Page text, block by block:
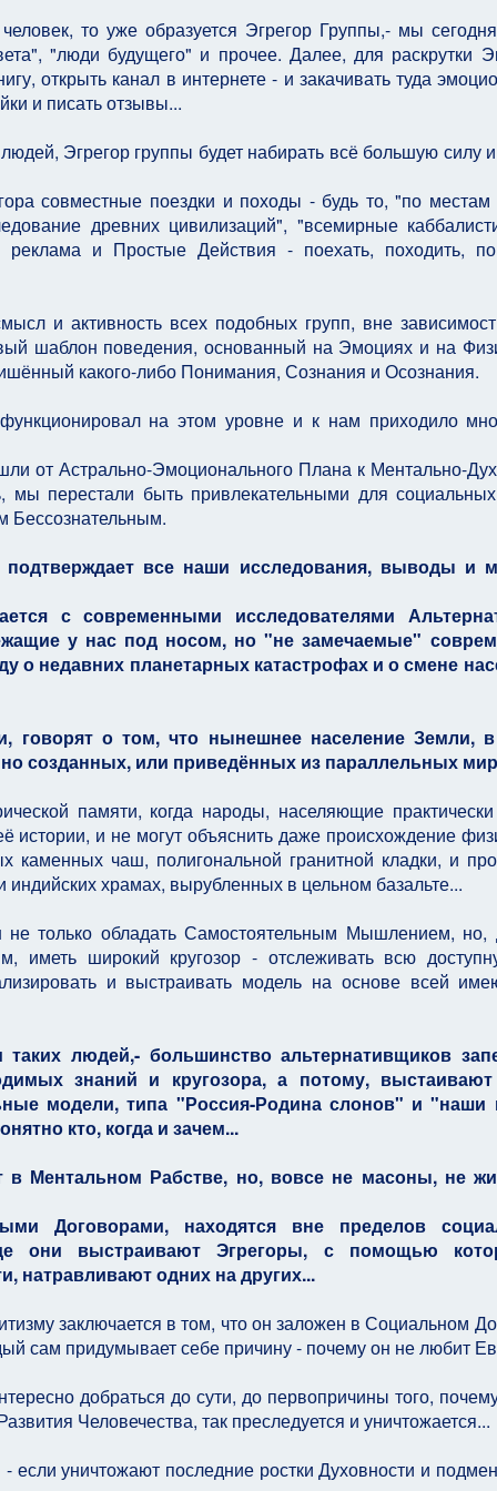
то уже образуется Эгрегор Группы,- мы
"люди будущего" и прочее. Далее, для раскрутки
открыть канал в интернете - и закачивать туда
и писать отзывы...
Эгрегор группы будет набирать всё большую силу
совместные поездки и походы - будь то, "по
древних цивилизаций", "всемирные
и Простые Действия - поехать, походить,
и активность всех подобных групп, вне
шаблон поведения, основанный на Эмоциях и на
какого-либо Понимания, Сознания и Осознания.
на этом уровне и к нам приходило
от Астрально-Эмоционального Плана к Ментально-
мы перестали быть привлекательными для
Бессознательным.
все наши исследования, выводы и
с современными исследователями
у нас под носом, но "не замечаемые"
о недавних планетарных катастрофах и о смене
говорят о том, что нынешнее население Земли,
созданных, или приведённых из параллельных
памяти, когда народы, населяющие
истории, и не могут объяснить даже происхождение
каменных чаш, полигональной гранитной кладки, и
храмах, вырубленных в цельном базальте...
не только обладать Самостоятельным Мышлением, но,
иметь широкий кругозор - отслеживать всю
и выстраивать модель на основе всей
людей,- большинство альтернативщиков
знаний и кругозора, а потому,
модели, типа "Россия-Родина слонов" и "наши
кто, когда и зачем...
в Ментальном Рабстве, но, вовсе не масоны, не
Договорами, находятся вне пределов
они выстраивают Эгрегоры, с помощью
натравливают одних на других...
заключается в том, что он заложен в Социальном
сам придумывает себе причину - почему он не любит
добраться до сути, до первопричины того,
Человечества, так преследуется и уничтожается...
уничтожают последние ростки Духовности и